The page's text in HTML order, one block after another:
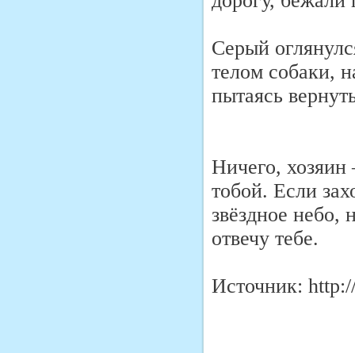
Серый
телом собаки,
пытаясь
Ничего,
тобой. Если
звёздное небо,
отвечу тебе.
Источник: